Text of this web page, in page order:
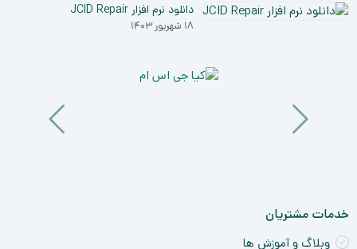
دانلود نرم افزار JCID Repair
۱۸ شهریور ۱۴۰۳
خدمات مشتریان
وبلاگ و آموزش ها